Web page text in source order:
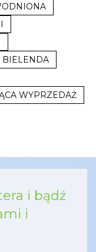
BIELENDA
WYPRZEDAŻ
i bądź
i